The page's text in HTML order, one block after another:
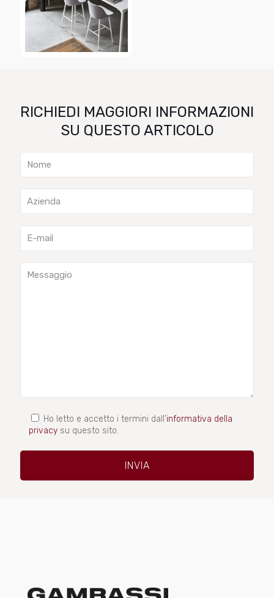
RICHIEDI MAGGIORI INFORMAZIONI
SU QUESTO ARTICOLO
Ho letto e accetto i termini dall'informativa della
privacy su questo sito.